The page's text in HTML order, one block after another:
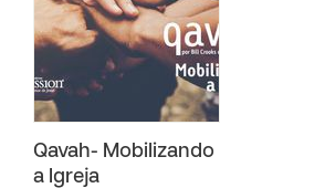
Qavah- Mobilizando
a Igreja